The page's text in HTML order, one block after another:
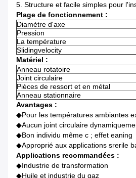
5. Structure et facile simples pour
Plage de fonctionnement :
Diamètre d'axe
Pression
La température
Slidingvelocity
Matériel :
Anneau rotatoire
Joint circulaire
Pièces de ressort et en métal
Anneau stationnaire
Avantages :
◆Pour les températures ambiantes
◆Aucun joint circulaire
◆Bon individu même c ; effet eaning
◆Approprié aux applications srerile
Applications recommandées :
◆Industrie de transformation
◆Huile et industrie du gaz